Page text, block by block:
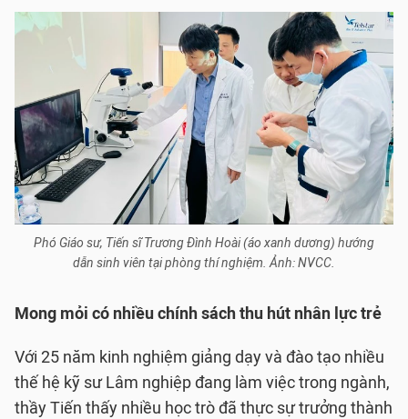
Phó Giáo sư, Tiến sĩ Trương Đình Hoài (áo xanh dương) hướng
dẫn sinh viên tại phòng thí nghiệm. Ảnh: NVCC.
Mong mỏi có nhiều chính sách thu hút nhân lực trẻ
Với 25 năm kinh nghiệm giảng dạy và đào tạo nhiều
thế hệ kỹ sư Lâm nghiệp đang làm việc trong ngành,
thầy Tiến thấy nhiều học trò đã thực sự trưởng thành